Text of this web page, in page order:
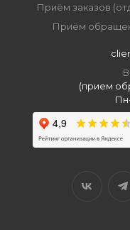
Приём заказов
Приём
(прием